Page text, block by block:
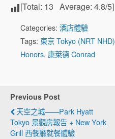
[Total: 13 Average: 4.8/5]
Categories: 酒店體驗
Tags: 東京 Tokyo (NRT NHD)
Honors, 康萊德 Conrad
Previous Post
天空之城——Park Hyatt
Tokyo 景觀房報告 + New York
Grill 西餐廳就餐體驗